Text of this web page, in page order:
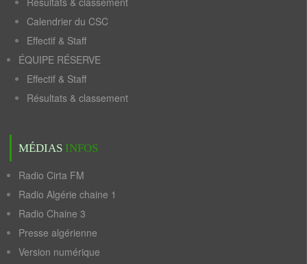
Calendrier du CSC
Effectif & Staff
ÉQUIPE RÉSERVE
Effectif & Staff
Résultats & classement
MÉDIAS INFOS
Radio Cirta FM
Radio Algérie chaine 1
Radio Chaine 3
Presse algérienne
Version numérique